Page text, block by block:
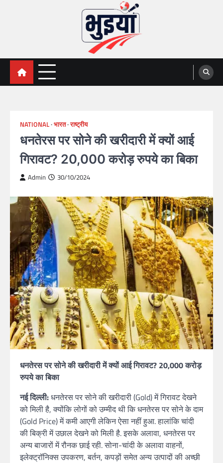
भुइयां, BHUIYAN, CG BHUIYAN
NEWS
BHUIYAN, CG BHUIYAN NEWS, KHASARA,छत्तीसगढ़ भू-
NATIONAL भारत राष्ट्रीय
धनतेरस पर सोने की खरीदारी में क्यों आई
गिरावट? 20,000 करोड़ रुपये का बिका
Admin 30/10/2024
धनतेरस पर सोने की खरीदारी में क्यों आई गिरावट? 20,000 करोड़
रुपये का बिका
नई दिल्‍ली:धनतेरस पर सोने की खरीदारी (Gold) में गिरावट देखने
को मिली है, क्‍योंकि लोगों को उम्‍मीद थी कि धनतेरस पर सोने के दाम
(Gold Price) में कमी आएगी लेकिन ऐसा नहीं हुआ. हालांकि चांदी
की बिक्री में उछाल देखने को मिली है. इसके अलावा, धनतेरस पर
अन्‍य बाजारों में रौनक छाई रही. सोना-चांदी के अलावा वाहनों,
इलेक्ट्रॉनिक्स उपकरण, बर्तन, कपड़ों समेत अन्य उत्पादों की अच्छी